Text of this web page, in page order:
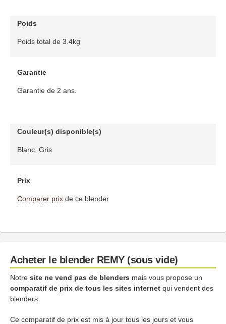
Poids
Poids total de 3.4kg
Garantie
Garantie de 2 ans.
Couleur(s) disponible(s)
Blanc, Gris
Prix
Comparer prixde ce blender
Acheter le blender REMY (sous vide)
Notre site ne vend pas de blenders mais vous propose un
comparatif de prix de tous les sites internet qui vendent des
blenders.
Ce comparatif de prix est mis à jour tous les jours et vous